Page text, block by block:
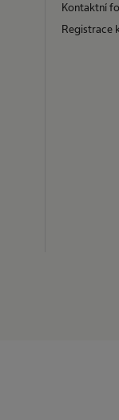
Kontaktní
Registrace